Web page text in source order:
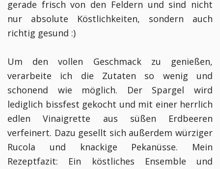
gerade frisch von den Feldern und sind nicht
nur absolute Köstlichkeiten, sondern auch
richtig gesund :)
Um den vollen Geschmack zu genießen,
verarbeite ich die Zutaten so wenig und
schonend wie möglich. Der Spargel wird
lediglich bissfest gekocht und mit einer herrlich
edlen Vinaigrette aus süßen Erdbeeren
verfeinert. Dazu gesellt sich außerdem würziger
Rucola und knackige Pekanüsse. Mein
Rezeptfazit: Ein köstliches Ensemble und